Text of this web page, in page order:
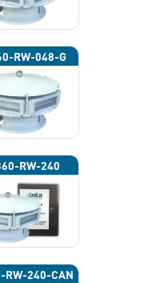
RW-048-G
RW-240
RW-240-CAN